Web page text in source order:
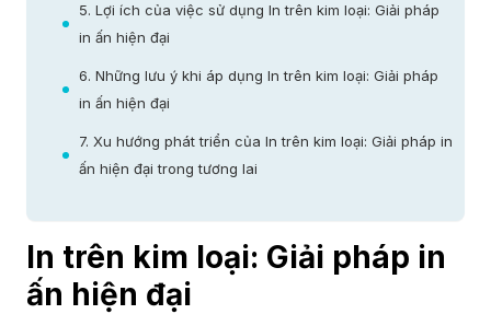
5. Lợi ích của việc sử dụng In trên kim loại: Giải pháp
in ấn hiện đại
6. Những lưu ý khi áp dụng In trên kim loại: Giải pháp
in ấn hiện đại
7. Xu hướng phát triển của In trên kim loại: Giải pháp in
ấn hiện đại trong tương lai
In trên kim loại: Giải pháp in
ấn hiện đại